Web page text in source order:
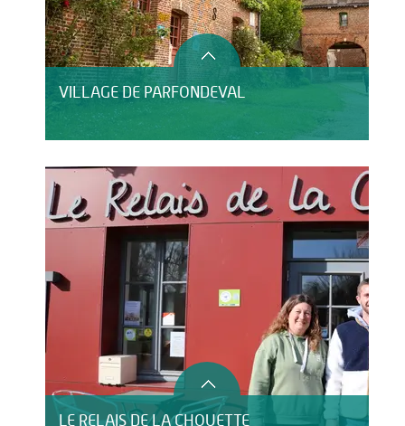
VILLAGE DE PARFONDEVAL
LE RELAIS DE LA CHOUETTE